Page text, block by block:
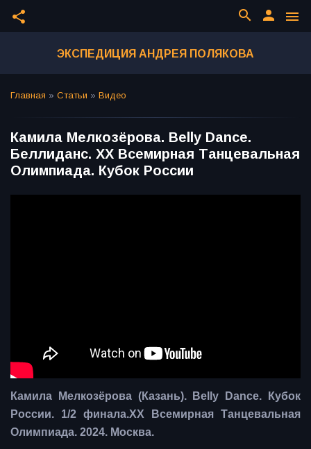
share menu
person
search
ЭКСПЕДИЦИЯ АНДРЕЯ ПОЛЯКОВА
Главная » Статьи » Видео
Камила Мелкозёрова. Belly Dance.
Беллиданс. ХХ Всемирная Танцевальная
Олимпиада. Кубок России
Камила Мелкозёрова (Казань). Belly Dance. Кубок
России. 1/2 финала.ХХ Всемирная Танцевальная
Олимпиада. 2024. Москва.